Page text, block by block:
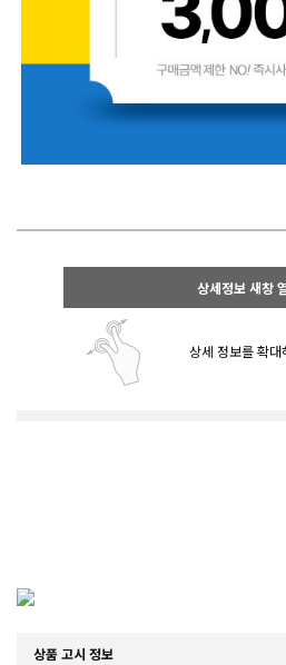
상세정보 새창
상세 정보를 확대
상품 고시 정보